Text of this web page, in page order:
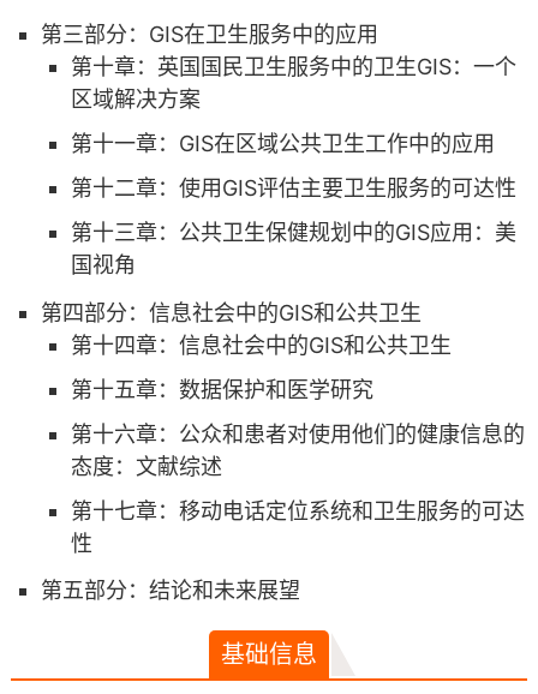
第三部分：GIS在卫生服务中的应用
第十章：英国国民卫生服务中的卫生GIS：一个
区域解决方案
第十一章：GIS在区域公共卫生工作中的应用
第十二章：使用GIS评估主要卫生服务的可达性
第十三章：公共卫生保健规划中的GIS应用：美
国视角
第四部分：信息社会中的GIS和公共卫生
第十四章：信息社会中的GIS和公共卫生
第十五章：数据保护和医学研究
第十六章：公众和患者对使用他们的健康信息的
态度：文献综述
第十七章：移动电话定位系统和卫生服务的可达
性
第五部分：结论和未来展望
基础信息